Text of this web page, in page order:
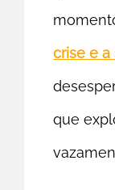
crise e a
que